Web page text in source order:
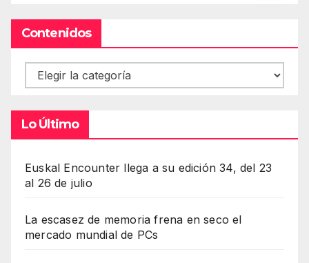
Contenidos
Contenidos
Lo Último
Euskal Encounter llega a su edición 34, del 23
al 26 de julio
La escasez de memoria frena en seco el
mercado mundial de PCs